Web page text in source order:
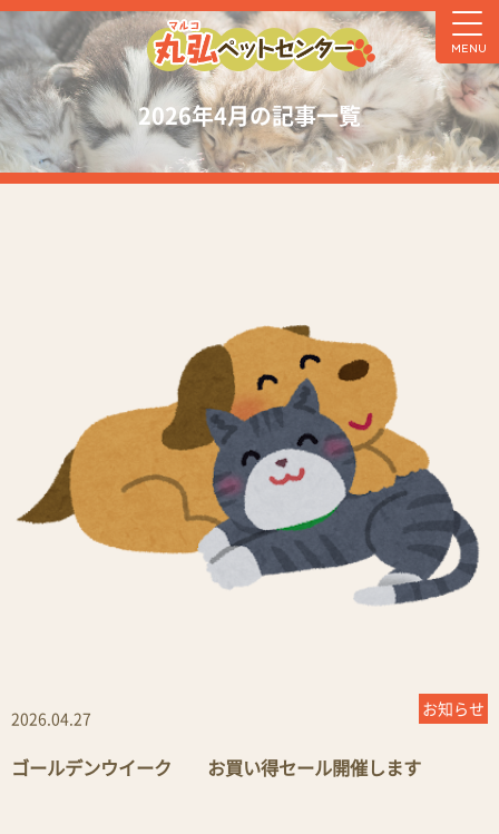
2026年4月の記事一覧
MENU
2026.04.27 お知らせ
ゴールデンウイーク お買い得セール開催します